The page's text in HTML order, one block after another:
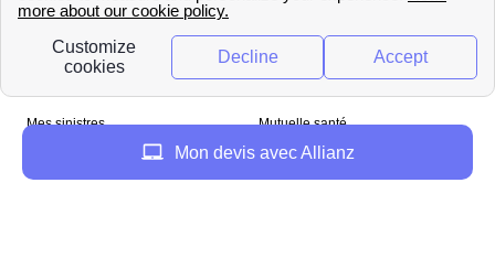
Qui sommes-nous ? Mentions légales
Mes sinistres
Assurance habitation
Mutuelle santé
Mon devis avec Allianz